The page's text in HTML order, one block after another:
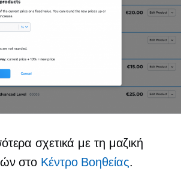
σχετικά με τη μαζική
στο Κέντρο Bοηθείας.